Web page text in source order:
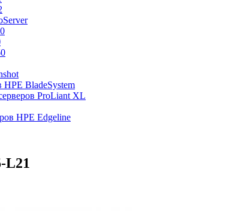
HPE BladeSystem
ProLiant XL
HPE Edgeline
L21